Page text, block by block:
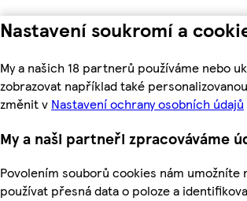
Nastavení soukromí a
My a našich 18 partnerů používáme nebo
zobrazovat například také
změnit v Nastavení ochrany osobních údajů
My a naši partneři zpracováváme
Povolením souborů cookies nám
používat přesná data o poloze a